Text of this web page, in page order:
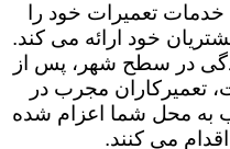
تعمیرات خود را
خود ارائه می کند.
در سطح شهر، پس از
تعمیرکاران مجرب در
به محل شما اعزام شده
می کنند.